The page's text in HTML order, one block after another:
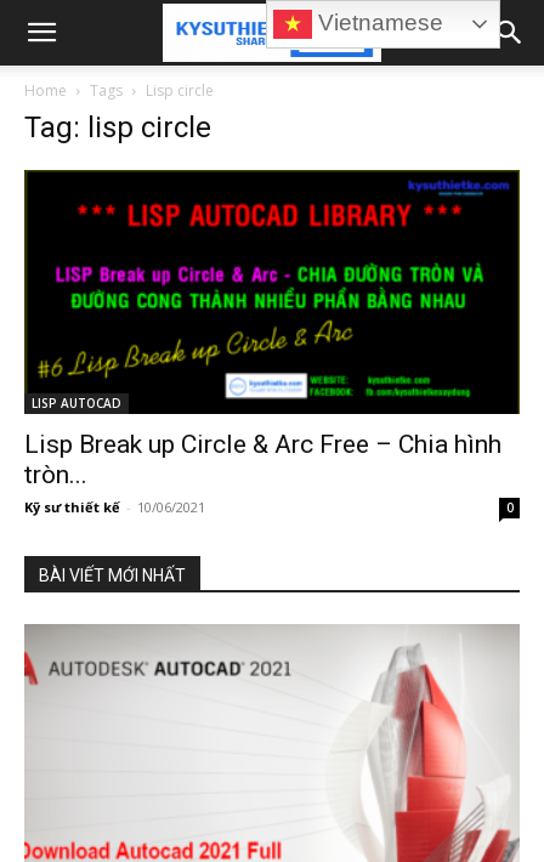
Home Tags Lisp circle
Tag: lisp circle
LISP AUTOCAD
Lisp Break up Circle & Arc Free – Chia hình
tròn...
Kỹ sư thiết kế - 10/06/2021 0
BÀI VIẾT MỚI NHẤT
Vietnamese